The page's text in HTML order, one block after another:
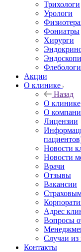
Трихологи
Урологи
Фониатры
Хирурги
Флебологи
Акции
О клинике
Назад
О клинике
О
Лицензии
Новости
Новости
Врачи
Отзывы
Вакансии
Адрес
Вопросы
Случаи из
Контакты